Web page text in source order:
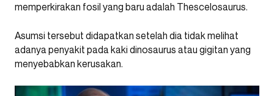
memperkirakan fosil yang baru adalah Thescelosaurus.
Asumsi tersebut didapatkan setelah dia tidak melihat
adanya penyakit pada kaki dinosaurus atau gigitan yang
menyebabkan kerusakan.